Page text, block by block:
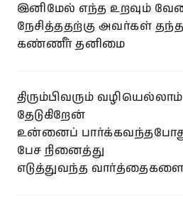
இனிமேல் எந்த உறவும்
நேசித்ததற்கு அவர்கள் தந்த
கண்ணீர் தனிமை
திரும்பிவரும் வழியெல்லாம்
தேடுகிறேன்
உன்னைப்
பேச நினைத்து
எடுத்துவந்த வார்த்தைகளை